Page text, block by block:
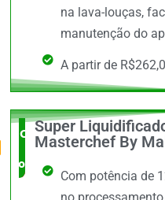
na lava-louças,
manutenção do
A partir de
O Mais
completo
Super
Masterchef By
Com potência de